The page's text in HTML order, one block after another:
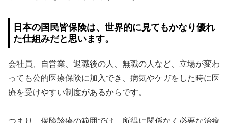
日本の国民皆保険は、世界的に見てもかなり優れ
た仕組みだと思います。
会社員、自営業、退職後の人、無職の人など、立場が変わ
っても公的医療保険に加入でき、病気やケガをした時に医
療を受けやすい制度があるからです。
つまり、保険診療の範囲では、所得に関係なく必要な治療